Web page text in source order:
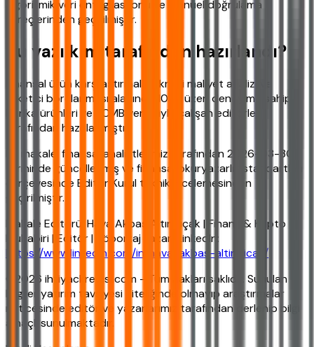
algoritmik veri entegrasyonu ve manuel doğrulama
süreçlerinden geçirilmiştir.
Bu yazı kim tarafından hazırlandı?
Finansal ürün karşılaştırmaları, kredi maliyet analizi ve
tüketici borçlanması alanında 10 yıl üzeri deneyime sahip,
banka ürünleri ve TCMB verileriyle çalışan editörler
tarafından hazırlanmıştır.
Bu makale, finansal analistlerimiz tarafından 2026-03-30
tarihinde güncellenmiş ve finansal okuryazarlık standartları
çerçevesinde Editör Kurul teknik incelemesinden
geçirilmiştir.
Makale Editörü: Hava Akbaş Altınpıçak | Finans & Kripto
Muhabiri | Editör | Röportaj Yazarı LinkedIn:
https://www.linkedin.com/in/hava-akbas-altinpicak/
©2026 ihtiyackredisi.com - Tüm hakları saklıdır. Sunulan
bilgiler yatırım tavsiyesi niteliğinde olmayıp araştırmalar
neticesinde editör ve yazarlarımız tarafından derlenip bilgi
amaçlı sunulmaktadır.